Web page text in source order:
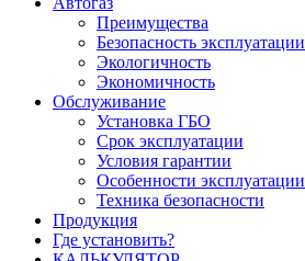
Преимущества
Безопасность эксплуатации
Экологичность
Экономичность
Обслуживание
Установка ГБО
Срок эксплуатации
Условия гарантии
Особенности эксплуатации
Техника безопасности
Продукция
Где установить?